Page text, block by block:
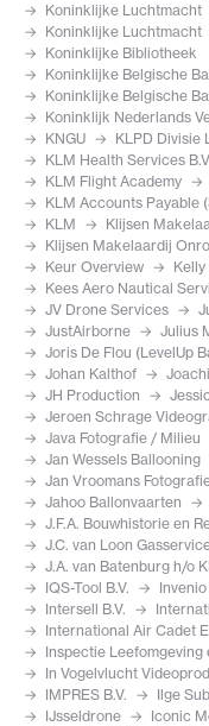
Koninklijke Luchtmacht
Koninklijke Luchtmacht
Koninklijke Bibliotheek
Koninklijke Belgische
Koninklijke Belgische
Koninklijk Nederlands
KNGU
KLPD Divisie
KLM Health Services
KLM Flight Academy
KLM Accounts Payable
KLM
Klijsen
Klijsen Makelaardij
Keur Overview
Kees Aero Nautical
JV Drone Services
JustAirborne
Julius
Joris De Flou (LevelUp
Johan Kalthof
JH Production
Jeroen Schrage
Java Fotografie / Milieu
Jan Wessels Ballooning
Jan Vroomans
Jahoo Ballonvaarten
J.F.A. Bouwhistorie en
J.C. van Loon
J.A. van Batenburg h/o
IQS-Tool B.V.
Invenio
Intersell B.V.
International Air Cadet
Inspectie Leefomgeving
In Vogelvlucht
IMPRES B.V.
Ilge
IJsseldrone
Iconic